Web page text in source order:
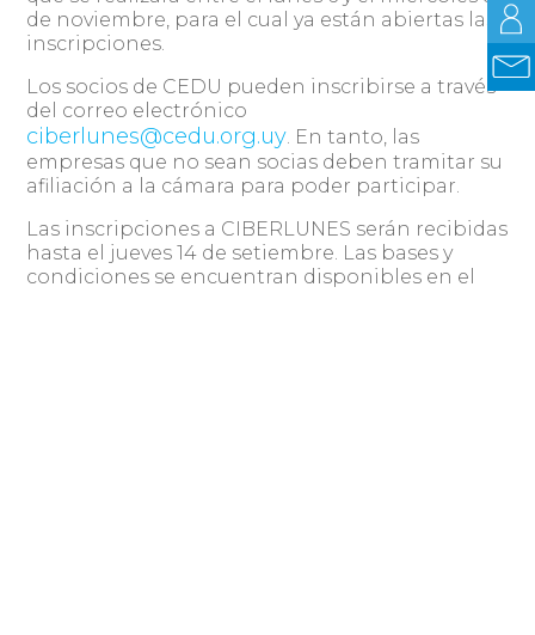
de noviembre, para el cual ya están abiertas las
inscripciones.
Los socios de CEDU pueden inscribirse a través
del correo electrónico
ciberlunes@cedu.org.uy . En tanto, las
empresas que no sean socias deben tramitar su
afiliación a la cámara para poder participar.
Las inscripciones a CIBERLUNES serán recibidas
hasta el jueves 14 de setiembre. Las bases y
condiciones se encuentran disponibles en el